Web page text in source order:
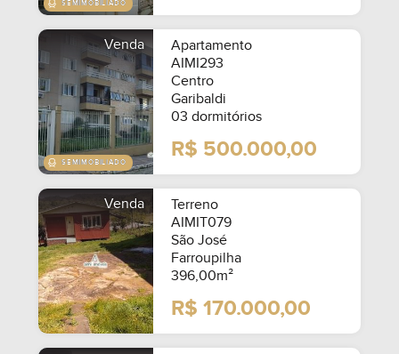
Venda
Apartamento
AIMI293
Centro
Garibaldi
03 dormitórios
R$ 500.000,00
Venda
Terreno
AIMIT079
São José
Farroupilha
396,00m²
R$ 170.000,00